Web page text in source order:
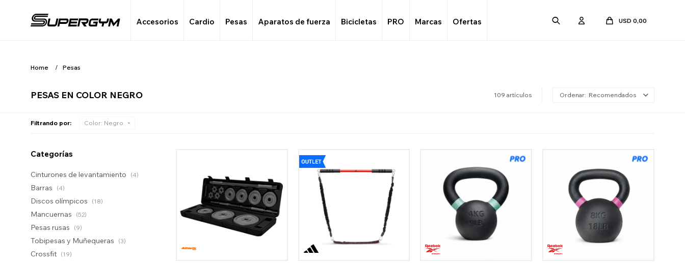
Accesorios Cardio Pesas Aparatos de fuerza Bicicletas PRO Marcas Ofertas USD 0,00
Home Pesas
PESAS EN COLOR NEGRO 109 artículos Recomendados
Filtrando por: Color: Negro
Categorías
Cinturones de levantamiento (4)
Barras (4)
Discos olímpicos (18)
Mancuernas (52)
Pesas rusas (9)
Tobipesas y Muñequeras (3)
Crossfit (19)